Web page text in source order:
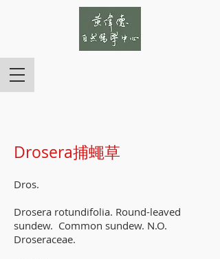
Drosera捕蠅草
Dros.
Drosera rotundifolia. Round-leaved
sundew. Common sundew. N.O.
Droseraceae.